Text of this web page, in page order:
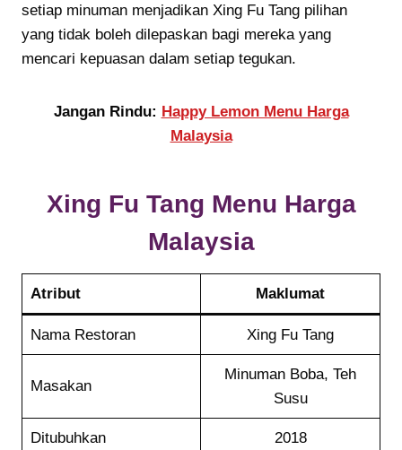
setiap minuman menjadikan Xing Fu Tang pilihan
yang tidak boleh dilepaskan bagi mereka yang
mencari kepuasan dalam setiap tegukan.
Jangan Rindu: Happy Lemon Menu Harga
Malaysia
Xing Fu Tang Menu Harga
Malaysia
Atribut Maklumat
Nama Restoran Xing Fu Tang
Masakan
Minuman Boba, Teh
Susu
Ditubuhkan 2018